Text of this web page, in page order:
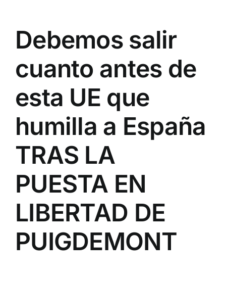
Debemos salir
cuanto antes de
esta UE que
humilla a España
TRAS LA
PUESTA EN
LIBERTAD DE
PUIGDEMONT